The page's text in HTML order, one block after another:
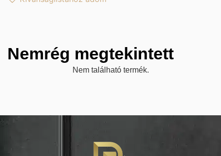
Nemrég megtekintett
Nem található termék.